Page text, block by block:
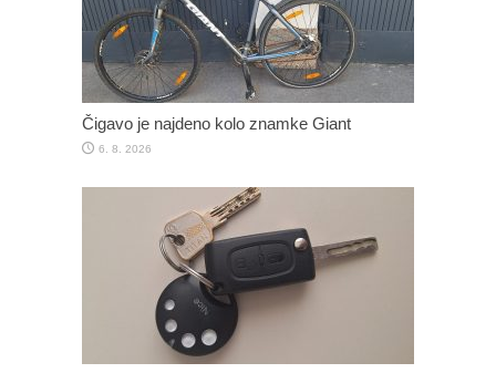
Čigavo je najdeno kolo znamke Giant
6. 8. 2026